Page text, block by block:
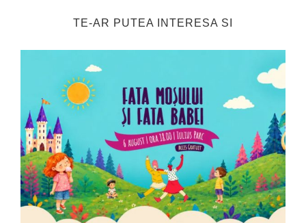
TE-AR PUTEA INTERESA SI